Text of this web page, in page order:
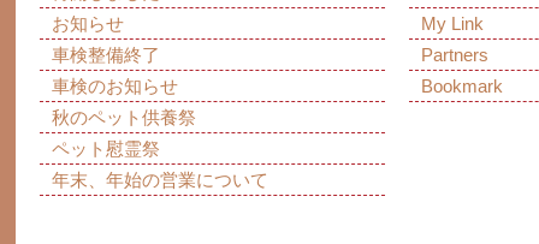
お知らせ
車検整備終了
車検のお知らせ
秋のペット供養祭
ペット慰霊祭
年末、年始の営業について
My Link
Partners
Bookmark